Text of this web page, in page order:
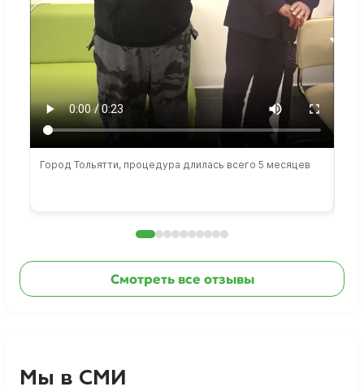
Город Тольятти, процедура длилась всего 5 месяцев
Смотреть все отзывы
Мы в СМИ